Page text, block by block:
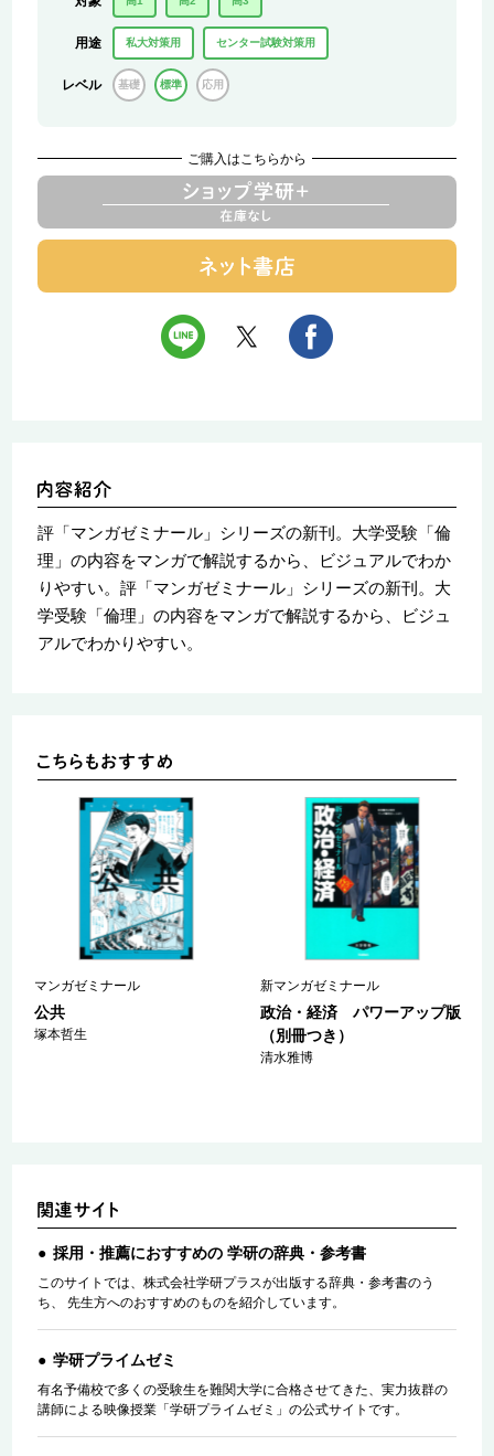
用途 私大対策用 センター試験対策用
レベル 基礎 標準 応用
ご購入はこちらから
評「マンガゼミナール」シリーズの新刊。大学受験「倫
理」の内容をマンガで解説するから、ビジュアルでわか
りやすい。評「マンガゼミナール」シリーズの新刊。大
学受験「倫理」の内容をマンガで解説するから、ビジュ
アルでわかりやすい。
マンガゼミナール
公共
塚本哲生
新マンガゼミナール
政治・経済 パワーアップ版
（別冊つき）
清水雅博
採用・推薦におすすめの 学研の辞典・参考書
このサイトでは、株式会社学研プラスが出版する辞典・参考書のう
ち、 先生方へのおすすめのものを紹介しています。
学研プライムゼミ
有名予備校で多くの受験生を難関大学に合格させてきた、実力抜群の
講師による映像授業「学研プライムゼミ」の公式サイトです。